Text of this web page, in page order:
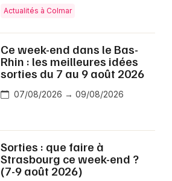
Actualités à Colmar
Ce week-end dans le Bas-
Rhin : les meilleures idées
sorties du 7 au 9 août 2026
07/08/2026 → 09/08/2026
Sorties : que faire à
Strasbourg ce week-end ?
(7-9 août 2026)